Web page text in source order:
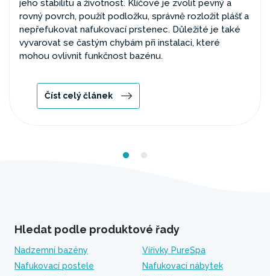
jeho stabilitu a životnost. Klíčové je zvolit pevný a
rovný povrch, použít podložku, správně rozložit plášť a
nepřefukovat nafukovací prstenec. Důležité je také
vyvarovat se častým chybám při instalaci, které
mohou ovlivnit funkčnost bazénu.
Číst celý článek
Hledat podle produktové řady
Nadzemní bazény
Vířivky PureSpa
Nafukovací postele
Nafukovací nábytek